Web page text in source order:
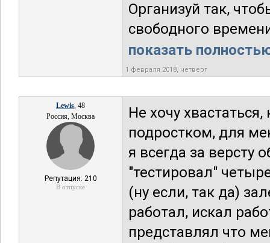
Организуй так,
свободного
показать
1 февраля 2018, четверг
Lewis, 48
Россия, Москва
Репутация: 210
В отпуске
Не хочу
подростком, для
я всегда за версту
"тестировал"
(ну если, так да)
работал, искал
представлял что